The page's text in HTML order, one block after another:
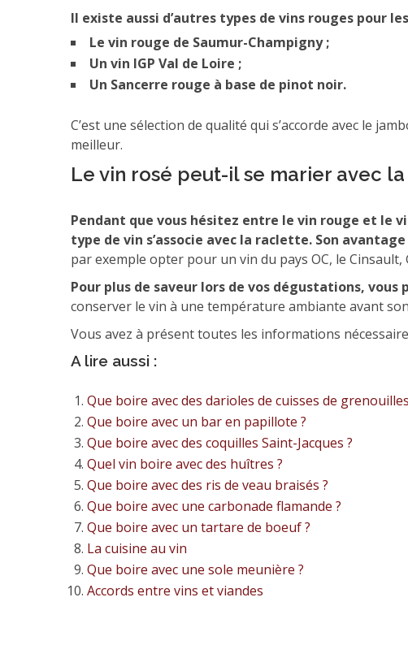
Il existe aussi d’autres types de vins rouges pour
Le vin rouge de Saumur-Champigny ;
Un vin IGP Val de Loire ;
Un Sancerre rouge à base de pinot noir.
C’est une sélection de qualité qui s’accorde avec le
meilleur.
Le vin rosé peut-il se marier avec
Pendant que vous hésitez entre le vin rouge et le
type de vin s’associe avec la raclette. Son
par exemple opter pour un vin du pays OC, le
Pour plus de saveur lors de vos dégustations,
conserver le vin à une température ambiante avant
Vous avez à présent toutes les informations
A lire aussi :
Que boire avec des darioles de cuisses de
Que boire avec un bar en papillote ?
Que boire avec des coquilles Saint-Jacques ?
Quel vin boire avec des huîtres ?
Que boire avec des ris de veau braisés ?
Que boire avec une carbonade flamande ?
Que boire avec un tartare de boeuf ?
La cuisine au vin
Que boire avec une sole meunière ?
Accords entre vins et viandes